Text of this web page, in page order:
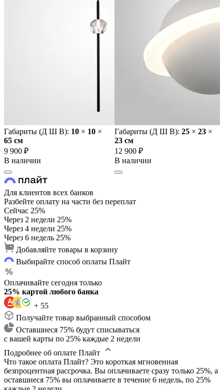
Габариты (Д Ш В): 10 × 10 ×
65 cм
9 900 ₽
В наличии
Габариты (Д Ш В): 25 × 23 ×
23 cм
12 900 ₽
В наличии
Для клиентов всех банков
Разбейте оплату на части без переплат
Сейчас 25%
Через 2 недели 25%
Через 4 недели 25%
Через 6 недель 25%
Добавляйте товары в корзину
Выбирайте способ оплаты Плайт
Оплачивайте сегодня только
25% картой любого банка
+ 55
Получайте товар выбранный способом
Оставшиеся 75% будут списываться
с вашей карты по 25% каждые 2 недели
Подробнее об оплате Плайт
Что такое оплата Плайт? Это короткая мгновенная
безпроцентная рассрочка. Вы оплачиваете сразу только 25%, а
оставшиеся 75% вы оплачиваете в течение 6 недель, по 25%